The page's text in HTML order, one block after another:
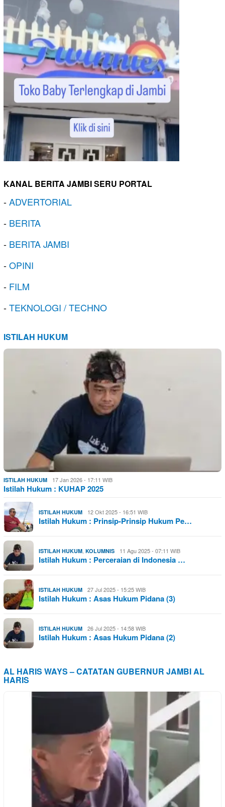
KANAL BERITA JAMBI SERU PORTAL
-ADVERTORIAL
- BERITA
- BERITA JAMBI
-OPINI
- FILM
-TEKNOLOGI / TECHNO
ISTILAH HUKUM
ISTILAH HUKUM 17 Jan 2026 - 17:11 WIB
Istilah Hukum : KUHAP 2025
ISTILAH HUKUM 12 Okt 2025 - 16:51 WIB
Istilah Hukum : Prinsip-Prinsip Hukum Pe…
ISTILAH HUKUM, KOLUMNIS 11 Agu 2025 - 07:11 WIB
Istilah Hukum : Perceraian di Indonesia …
ISTILAH HUKUM 27 Jul 2025 - 15:25 WIB
Istilah Hukum : Asas Hukum Pidana (3)
ISTILAH HUKUM 26 Jul 2025 - 14:58 WIB
Istilah Hukum : Asas Hukum Pidana (2)
AL HARIS WAYS – CATATAN GUBERNUR JAMBI AL
HARIS